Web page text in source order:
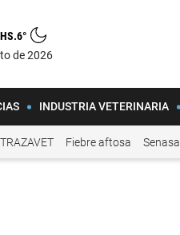
6°
de 2026
INDUSTRIA VETERINARIA
Fiebre aftosa Senasa